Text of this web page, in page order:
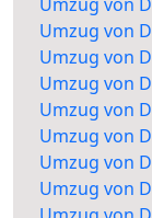
Umzug von
Umzug von
Umzug von
Umzug von
Umzug von
Umzug von
Umzug von